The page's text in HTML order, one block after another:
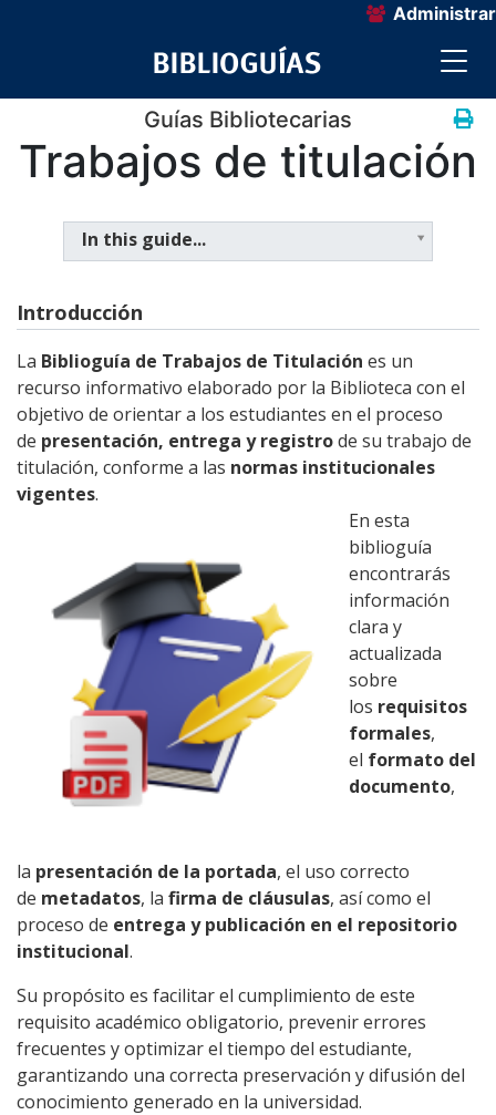
Administrar
Guías Bibliotecarias
Trabajos de titulación
In this guide...
Introducción
La Biblioguía de Trabajos de Titulación es un
recurso informativo elaborado por la Biblioteca con el
objetivo de orientar a los estudiantes en el proceso
de presentación, entrega y registrode su trabajo de
titulación, conforme a las normas institucionales
vigentes.
En esta
biblioguía
encontrarás
información
clara y
actualizada
sobre
los requisitos
formales,
el formato del
documento,
la presentación de la portada, el uso correcto
de metadatos, la firma de cláusulas, así como el
proceso de entrega y publicación en el repositorio
institucional.
Su propósito es facilitar el cumplimiento de este
requisito académico obligatorio, prevenir errores
frecuentes y optimizar el tiempo del estudiante,
garantizando una correcta preservación y difusión del
conocimiento generado en la universidad.